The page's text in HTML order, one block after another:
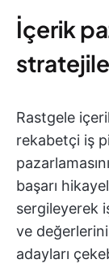
İçerik
Rastgele
rekabetçi iş
başarı
sergileyerek
ve
adayları